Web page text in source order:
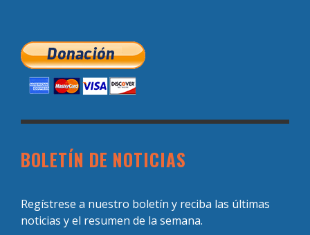
BOLETÍN DE NOTICIAS
Regístrese a nuestro boletín y reciba las últimas
noticias y el resumen de la semana.